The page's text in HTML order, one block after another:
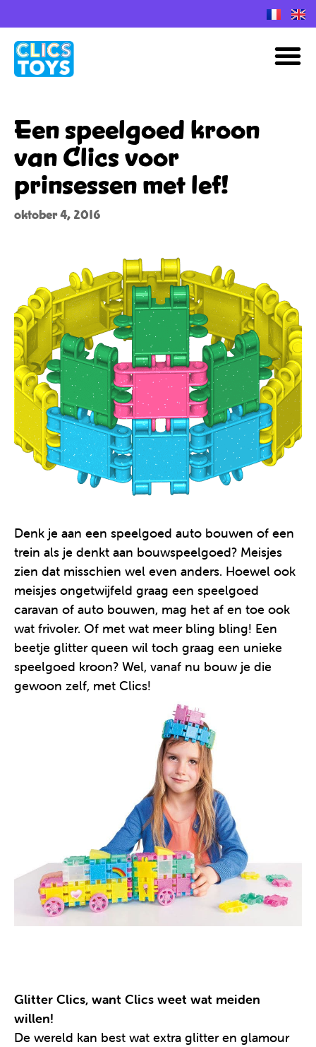
inhoud
Een speelgoed kroon
van Clics voor
prinsessen met lef!
oktober 4, 2016
Denk je aan een speelgoed auto bouwen of een
trein als je denkt aan bouwspeelgoed? Meisjes
zien dat misschien wel even anders. Hoewel ook
meisjes ongetwijfeld graag een speelgoed
caravan of auto bouwen, mag het af en toe ook
wat frivoler. Of met wat meer bling bling! Een
beetje glitter queen wil toch graag een unieke
speelgoed kroon? Wel, vanaf nu bouw je die
gewoon zelf, met Clics!
Glitter Clics, want Clics weet wat meiden
willen!
De wereld kan best wat extra glitter en glamour